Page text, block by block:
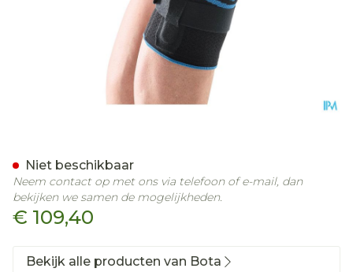
€ 109,40
Niet beschikbaar
Neem contact op met ons via telefoon of e-mail, dan
bekijken we samen de mogelijkheden.
Bekijk alle producten van Bota